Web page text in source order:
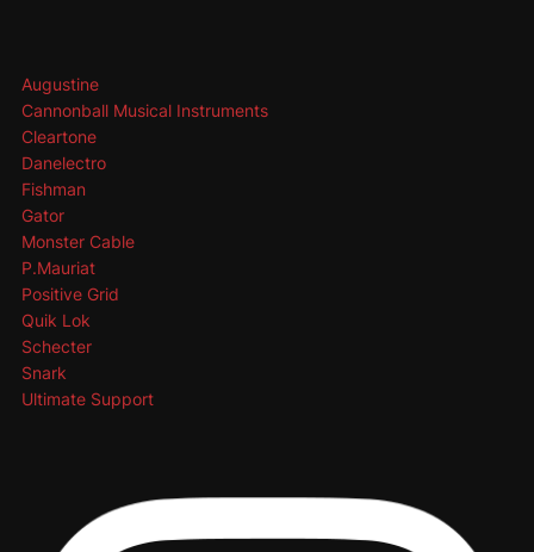
Augustine
Cannonball Musical Instruments
Cleartone
Danelectro
Fishman
Gator
Monster Cable
P.Mauriat
Positive Grid
Quik Lok
Schecter
Snark
Ultimate Support